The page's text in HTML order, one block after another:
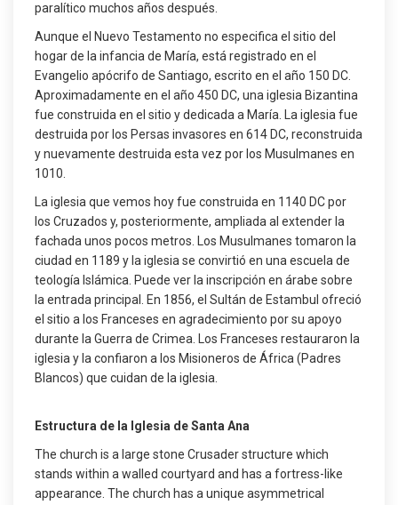
paralítico muchos años después.
Aunque el Nuevo Testamento no especifica el sitio del
hogar de la infancia de María, está registrado en el
Evangelio apócrifo de Santiago, escrito en el año 150 DC.
Aproximadamente en el año 450 DC, una iglesia Bizantina
fue construida en el sitio y dedicada a María. La iglesia fue
destruida por los Persas invasores en 614 DC, reconstruida
y nuevamente destruida esta vez por los Musulmanes en
1010.
La iglesia que vemos hoy fue construida en 1140 DC por
los Cruzados y, posteriormente, ampliada al extender la
fachada unos pocos metros. Los Musulmanes tomaron la
ciudad en 1189 y la iglesia se convirtió en una escuela de
teología Islámica. Puede ver la inscripción en árabe sobre
la entrada principal. En 1856, el Sultán de Estambul ofreció
el sitio a los Franceses en agradecimiento por su apoyo
durante la Guerra de Crimea. Los Franceses restauraron la
iglesia y la confiaron a los Misioneros de África (Padres
Blancos) que cuidan de la iglesia.
Estructura de la Iglesia de Santa Ana
The church is a large stone Crusader structure which
stands within a walled courtyard and has a fortress-like
appearance. The church has a unique asymmetrical